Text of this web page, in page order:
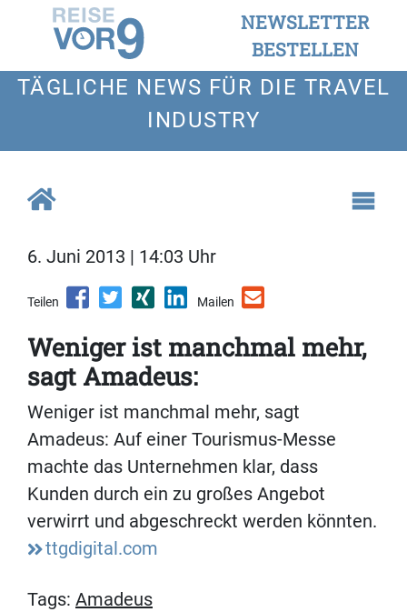
NEWSLETTER
BESTELLEN
TÄGLICHE NEWS FÜR DIE TRAVEL
INDUSTRY
6. Juni 2013 | 14:03 Uhr
Teilen Mailen
Weniger ist manchmal mehr,
sagt Amadeus:
Weniger ist manchmal mehr, sagt
Amadeus: Auf einer Tourismus-Messe
machte das Unternehmen klar, dass
Kunden durch ein zu großes Angebot
verwirrt und abgeschreckt werden könnten.
ttgdigital.com
Tags: Amadeus